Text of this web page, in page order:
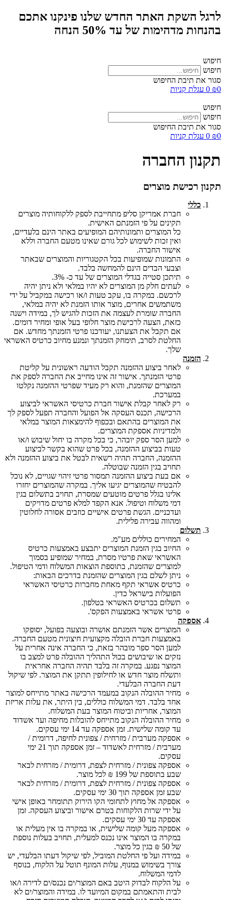
לרגל השקת האתר החדש שלנו פינקנו אתכם
בהנחות מדהימות של עד 50% הנחה
חיפוש
חיפוש
סגור את תיבת החיפוש
₪0
0 עגלת קניות
חיפוש
חיפוש
סגור את תיבת החיפוש
₪0
0 עגלת קניות
תקנון החברה
תקנון רכישת מוצרים
כללי
חברת אמריקן סליפ מתחייבת לספק ללקוחותיה מוצרים
תקינים על פי הזמנתם האישית.
כל המוצרים ותמונותיהם המופיעים באתר הינם בלעדיים,
ואין זכות לשימוש לכל גורם שאינו מטעם החברה וללא
אישור החברה.
התמונות שמופיעות בכל הקטגוריות והמוצרים שבאתר
וצבעי הבדים הינם להמחשה בלבד.
תיתכן סטייה בגדלי המוצרים של עד כ- 3%.
לעתים חלק מן המוצרים לא יהיו במלאי ולא ניתן יהיה
לרכשם. במקרה בו, עקב טעות ו/או רכישה במקביל על ידי
משתמשים אחרים, מוצר אותו הזמנת לא יהיה במלאי,
החברה שומרת לעצמה את הזכות להגיש לך, במידה וישנה
כזאת, הצעה לרכישת מוצר חלופי בעל אופי ומחיר דומים.
אם תקבל את הצעתנו, יעודכנו פרטי הזמנתך מחדש. אם
החלטת לסרב, תימחק הזמנתך ונמנע מחיוב כרטיס האשראי
שלך.
הזמנה
לאחר ביצוע ההזמנה תקבל הודעה ראשונית על קליטת
פרטי הזמנתך. אישור זה אינו מחייב את החברה לספק את
המוצרים שהזמנת, והוא רק מעיד שפרטי ההזמנה נקלטו
במערכת.
רק לאחר קבלת אישור חברת כרטיסי האשראי לביצוע
הרכישה, תכנס העסקה אל הפועל והחברה תפעל לספק לך
את המוצרים בהתאם ובכפוף להימצאות המוצר במלאי
ולמדיניות אספקת המוצרים.
למען הסר ספק יובהר, כי בכל מקרה בו יחול שיבוש ו/או
טעות בביצוע ההזמנה, בכל פרט שהוא בקשר לביצוע
ההזמנה, החברה תהיה רשאית לבטל את ביצוע ההזמנה ולא
תחויב בגין הזמנה שבוטלה.
אם בעת ביצוע ההזמנה תמסור פרטי זיהוי שגויים, לא נוכל
להבטיח שהמוצרים יגיעו אליך. במקרה שהמוצרים יחזרו
אלינו בגלל פרטים מוטעים שמסרת, תחויב בתשלום בגין
דמי משלוח וטיפול. אנא הקפד למלא פרטים מדויקים
ועדכניים. הגשת פרטים אישיים כוזבים אסורה לחלוטין
ומהווה עבירה פלילית.
תשלום
המחירים כוללים מע"מ.
החיוב בגין הזמנת המוצרים יתבצע באמצעות כרטיס
האשראי שאת פרטיו מסרת, במחיר שמופיע בסמוך
למוצרים שהזמנת, בתוספת הוצאות המשלוח ודמי הטיפול.
ניתן לשלם בגין המוצרים שהזמנת בדרכים הבאות:
כרטיס אשראי תקף מאחת מחברות כרטיסי האשראי
הפועלות בישראל כדין.
תשלום בכרטיס האשראי בטלפון.
פרטי אשראי באמצעות הפקס'.
אספקה
המוצרים אשר הזמנתם אושרה ובוצעה בפועל, יסופקו
באמצעות חברת הובלה מקצועית חיצונית מטעם החברה.
למען הסר ספר מובהר בזאת, כי החברה אינה אחרית על
נזקים או שיבושים בכול התהליך ההובלה פרט למצב בו
המוצר נפגע. במקרה זה בלבד תהיה החברה אחראית
ותשלח מוצר חדש או לחילופין תתקן את המוצר. לפי שיקול
דעת החברה הבלעדי.
מחיר ההובלה הנקוב במעמד הרכישה באתר מתייחס למוצר
אחד בלבד. דמי המשלוח כוללים, בין היתר, את עלות אריזת
המוצר, אחריות וביטוח המוצר בעת המשלוח.
מחיר ההובלה הנקוב מתייחס להובלות מחיפה ועד אשדוד
עד קומה שלישית. זמן אספקה עד 14 ימי עסקים.
אספקה מערבית / מזרחית / צפונית לחיפה, דרומית /
מערבית / מזרחית לאשדוד – זמן אספקה תוך 21 ימי
עסקים.
אספקה צפונית / מזרחית לצפת, דרומית / מזרחית לבאר
שבע בתוספת של 199 ₪ לכל מוצר.
אספקה צפונית / מזרחית לצפת, דרומית / מזרחית לבאר
שבע זמן אספקה תוך 30 ימי עסקים.
אספקה אל מחוץ לתחומי הקו הירוק תתומחר באופן אישי
על ידי שרות הלקוחות בטרם אישור וביצוע העסקה. זמן
אספקה עד 30 ימי עסקים.
אספקה מעל קומה שלישית, או במקרה בו אין מעלית או
במקרה בו המוצר אינו נכנס למעלית, תחויב בעלות נוספת
של 50 ₪ בגין כל מוצר.
במידה ועל פי החלטת המוביל, לפי שיקול דעתו הבלעדי, יש
צורך בשימוש במנוף, עלות המונף תוטל על הלקוח, בנוסף
לדמי המשלוח.
על הלקוח לבדוק היטב באם המוצר/ים נכנס/ים לדירה ו/או
לבית והתאמתם במקום המיועד לו. במידה והמוצר/ים לא